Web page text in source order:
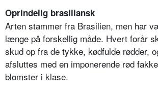
Oprindelig brasiliansk
Arten stammer fra Brasilien, men har
længe på forskellig måde. Hvert forår
skud op fra de tykke, kødfulde rødder,
afsluttes med en imponerende rød
blomster i klase.